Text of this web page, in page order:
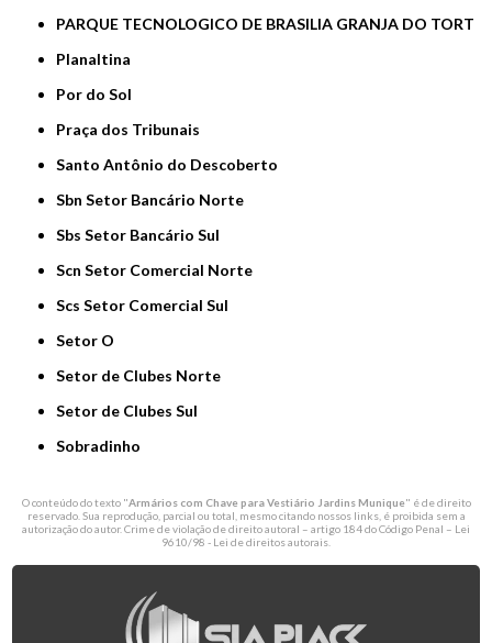
PARQUE TECNOLOGICO DE BRASILIA GRANJA DO TORT
Planaltina
Por do Sol
Praça dos Tribunais
Santo Antônio do Descoberto
Sbn Setor Bancário Norte
Sbs Setor Bancário Sul
Scn Setor Comercial Norte
Scs Setor Comercial Sul
Setor O
Setor de Clubes Norte
Setor de Clubes Sul
Sobradinho
O conteúdo do texto "Armários com Chave para Vestiário Jardins Munique" é de direito
reservado. Sua reprodução, parcial ou total, mesmo citando nossos links, é proibida sem a
autorização do autor. Crime de violação de direito autoral – artigo 184 do Código Penal – Lei
9610/98 - Lei de direitos autorais